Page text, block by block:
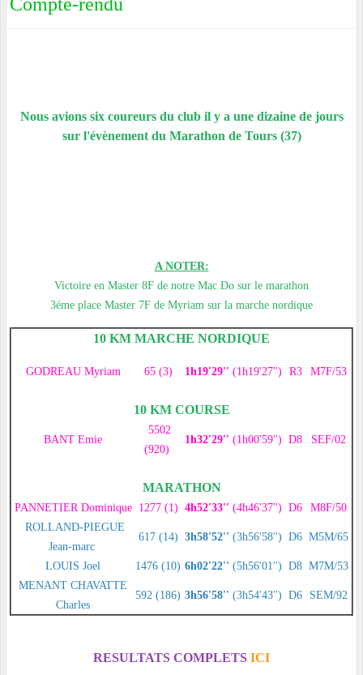
Nous avions six coureurs du club il y a une dizaine de jours
sur l'évènement du Marathon de Tours (37)
A NOTER:
Victoire en Master 8F de notre Mac Do sur le marathon
3éme place Master 7F de Myriam sur la marche nordique
10 KM MARCHE NORDIQUE
GODREAU Myriam 65 (3) 1h19'29'' (1h19'27'') R3 M7F/53
10 KM COURSE
BANT Emie
5502
(920)
1h32'29'' (1h00'59'') D8 SEF/02
MARATHON
PANNETIER Dominique 1277 (1) 4h52'33'' (4h46'37'') D6
M8F/50
ROLLAND-PIEGUE
Jean-marc
617 (14) 3h58'52'' (3h56'58'') D6 M5M/65
LOUIS Joel 1476 (10) 6h02'22'' (5h56'01'') D8 M7M/53
MENANT CHAVATTE
Charles
592 (186) 3h56'58'' (3h54'43'') D6 SEM/92
RESULTATS COMPLETS ICI